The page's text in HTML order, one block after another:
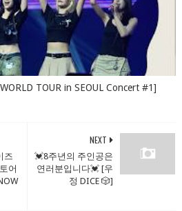
TOUR in SEOUL Concert #1]
NEXT
💓8주년의 주인공은
연러분입니다💓 [우
정 DICE 🎲]
즈
어